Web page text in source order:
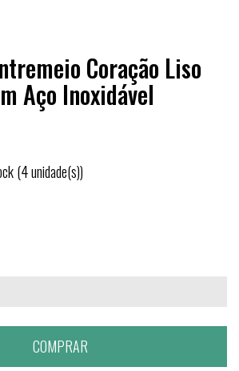
Coração Liso
Aço Inoxidável
(4 unidade(s))
COMPRAR